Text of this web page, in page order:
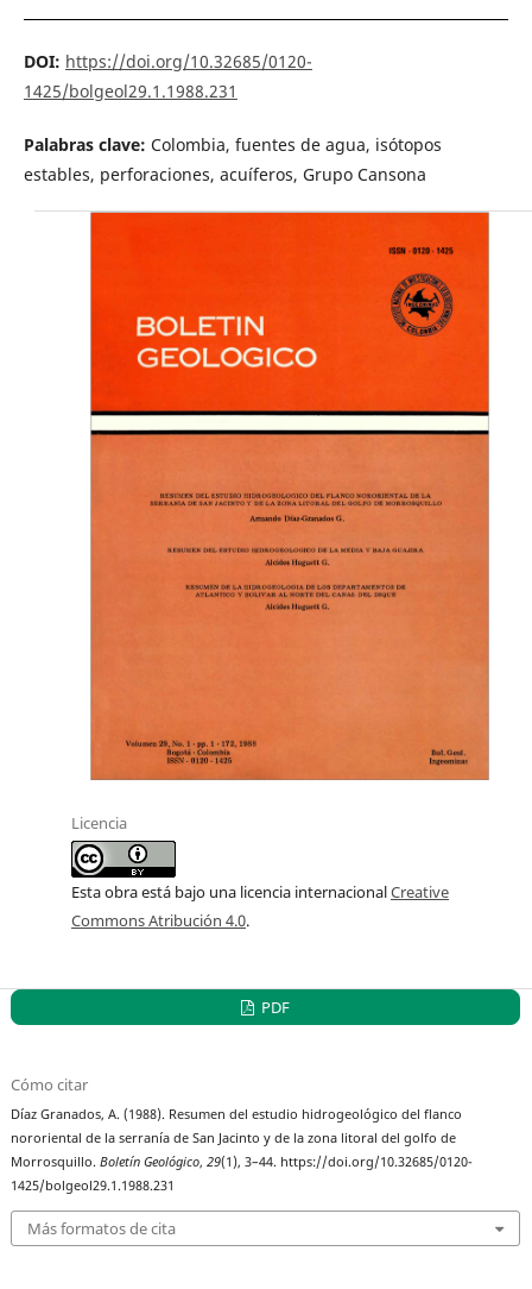
DOI: https://doi.org/10.32685/0120-
1425/bolgeol29.1.1988.231
Palabras clave: Colombia, fuentes de agua, isótopos
estables, perforaciones, acuíferos, Grupo Cansona
Licencia
Esta obra está bajo una licencia internacionalCreative
Commons Atribución 4.0.
PDF
Cómo citar
Díaz Granados, A. (1988). Resumen del estudio hidrogeológico del flanco
nororiental de la serranía de San Jacinto y de la zona litoral del golfo de
Morrosquillo.Boletín Geológico,29(1), 3–44. https://doi.org/10.32685/0120-
1425/bolgeol29.1.1988.231
Más formatos de cita